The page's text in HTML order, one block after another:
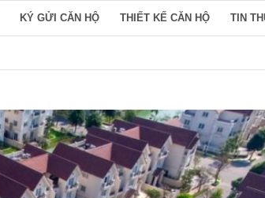
KÝ GỬI CĂN HỘ THIẾT KẾ CĂN HỘ TIN